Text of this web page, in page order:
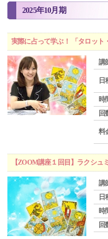
2025年10月期
実際に占って学ぶ！ 「タロット
講
日
時
回
料
【ZOOM講座１回目】ラクシ
講
日
時
回